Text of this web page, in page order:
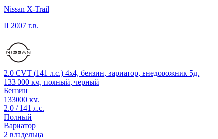
Nissan X-Trail
II 2007 г.в.
2.0 CVT (141 л.с.) 4x4, бензин, вариатор, внедорожник 5д.,
133 000 км, полный, черный
Бензин
133000 км.
2.0 / 141 л.с.
Полный
Вариатор
2 владельца